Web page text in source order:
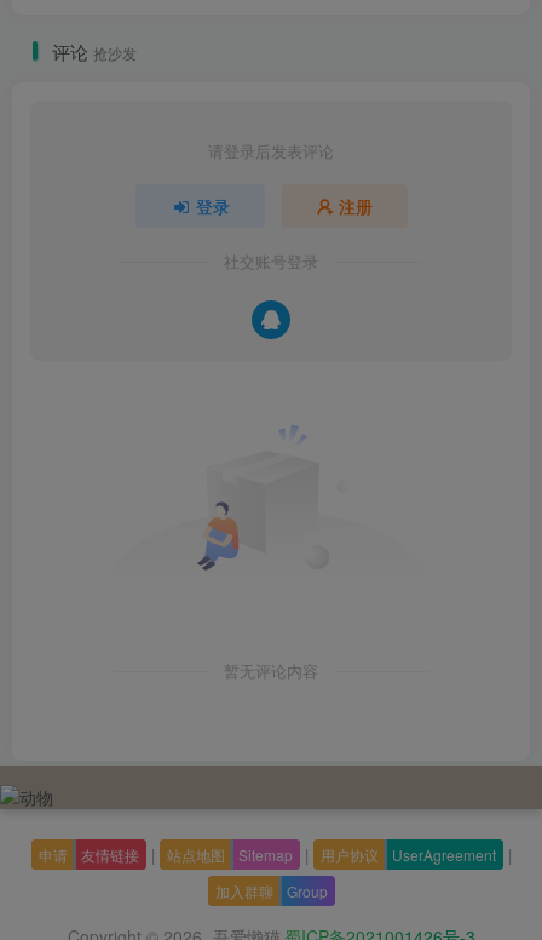
评论 抢沙发
请登录后发表评论
登录 注册
社交账号登录
暂无评论内容
申请 友情链接 | 站点地图 Sitemap | 用户协议 UserAgreement |
加入群聊 Group